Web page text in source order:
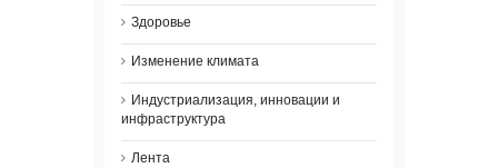
Здоровье
Изменение климата
Индустриализация, инновации и
инфраструктура
Лента